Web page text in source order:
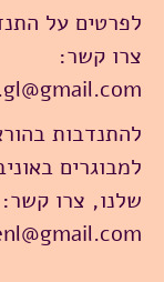
לפרטים על
צרו קשר:
להתנדבות
למבוגרים
שלנו, צרו קשר: